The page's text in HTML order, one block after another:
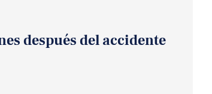
después del accidente